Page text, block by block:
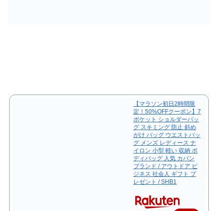
【マラソン初日2時間限
定！50%OFFクーポン】7
ポケット ショルダーバッ
グ スキミング 防止 斜め
がけ バッグ ウエストバッ
グ メンズ レディース ナ
イロン 小型 軽い 収納 ボ
ディバッグ 人気 カバン
ブランド / アウトドア ビ
ジネス 社会人 ギフト プ
レゼント / SHB1